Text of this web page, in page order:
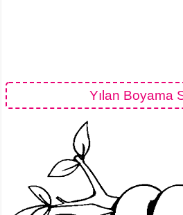
Yılan Boyama